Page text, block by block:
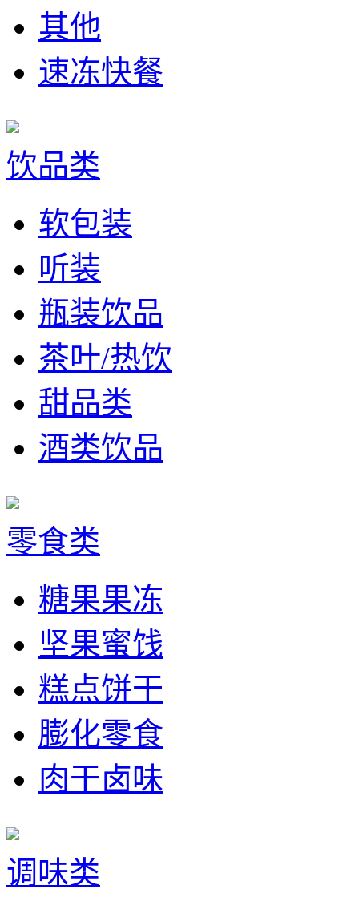
其他
速冻快餐
饮品类
软包装
听装
瓶装饮品
茶叶/热饮
甜品类
酒类饮品
零食类
糖果果冻
坚果蜜饯
糕点饼干
膨化零食
肉干卤味
调味类